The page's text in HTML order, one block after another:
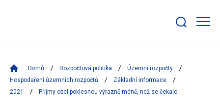
bar
Domů Rozpočtová politika
Územní rozpočty
Hospodaření územních rozpočtů
Základní informace
2021
Příjmy obcí poklesnou výrazně méně, než se čekalo